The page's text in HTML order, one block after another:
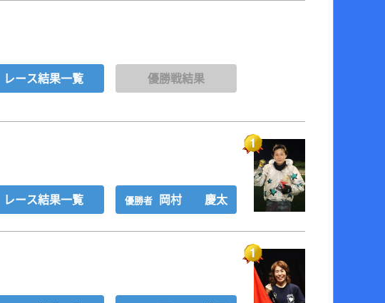
レース結果一覧 優勝戦結果
レース結果一覧 優勝者 岡村 慶太